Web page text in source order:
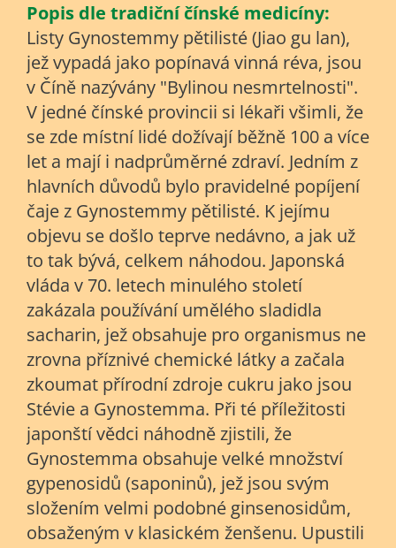
Popis dle tradiční čínské medicíny:
Listy Gynostemmy pětilisté (Jiao gu lan),
jež vypadá jako popínavá vinná réva, jsou
v Číně nazývány "Bylinou nesmrtelnosti".
V jedné čínské provincii si lékaři všimli, že
se zde místní lidé dožívají běžně 100 a více
let a mají i nadprůměrné zdraví. Jedním z
hlavních důvodů bylo pravidelné popíjení
čaje z Gynostemmy pětilisté. K jejímu
objevu se došlo teprve nedávno, a jak už
to tak bývá, celkem náhodou. Japonská
vláda v 70. letech minulého století
zakázala používání umělého sladidla
sacharin, jež obsahuje pro organismus ne
zrovna příznivé chemické látky a začala
zkoumat přírodní zdroje cukru jako jsou
Stévie a Gynostemma. Při té příležitosti
japonští vědci náhodně zjistili, že
Gynostemma obsahuje velké množství
gypenosidů (saponinů), jež jsou svým
složením velmi podobné ginsenosidům,
obsaženým v klasickém ženšenu. Upustili